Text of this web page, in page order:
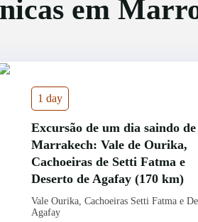
em
1 day
Excursão de um dia saindo de
Marrakech: Vale de Ourika,
Cachoeiras de Setti Fatma e
Deserto de Agafay (170 km)
Vale Ourika, Cachoeiras Setti Fatma e
Agafay